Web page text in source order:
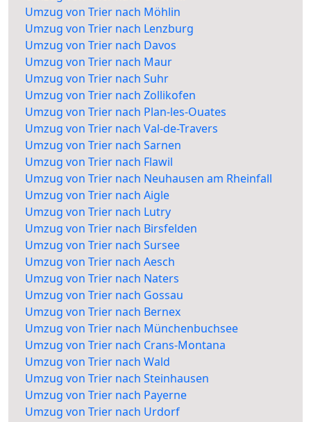
Umzug von Trier nach Möhlin
Umzug von Trier nach Lenzburg
Umzug von Trier nach Davos
Umzug von Trier nach Maur
Umzug von Trier nach Suhr
Umzug von Trier nach Zollikofen
Umzug von Trier nach Plan-les-Ouates
Umzug von Trier nach Val-de-Travers
Umzug von Trier nach Sarnen
Umzug von Trier nach Flawil
Umzug von Trier nach Neuhausen am Rheinfall
Umzug von Trier nach Aigle
Umzug von Trier nach Lutry
Umzug von Trier nach Birsfelden
Umzug von Trier nach Sursee
Umzug von Trier nach Aesch
Umzug von Trier nach Naters
Umzug von Trier nach Gossau
Umzug von Trier nach Bernex
Umzug von Trier nach Münchenbuchsee
Umzug von Trier nach Crans-Montana
Umzug von Trier nach Wald
Umzug von Trier nach Steinhausen
Umzug von Trier nach Payerne
Umzug von Trier nach Urdorf